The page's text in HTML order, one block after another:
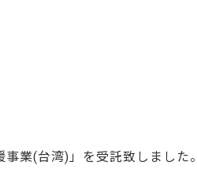
業(台湾)」を受託致しました。